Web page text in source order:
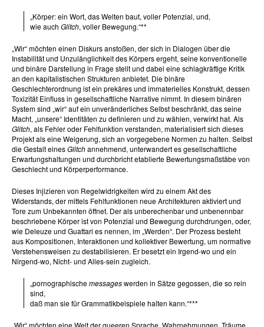
„Körper: ein Wort, das Welten baut, voller Potenzial, und,
wie auch Glitch, voller Bewegung.“**
„Wir“ möchten einen Diskurs anstoßen, der sich in Dialogen über die
Instabilität und Unzulänglichkeit des Körpers ergeht, seine konventionelle
und binäre Darstellung in Frage stellt und dabei eine schlagkräftige Kritik
an den kapitalistischen Strukturen anbietet. Die binäre
Geschlechterordnung ist ein prekäres und immaterielles Konstrukt, dessen
Toxizität Einfluss in gesellschaftliche Narrative nimmt. In diesem binären
System sind „wir“ auf ein unveränderliches Selbst beschränkt, das seine
Macht, „unsere“ Identitäten zu definieren und zu wählen, verwirkt hat. Als
Glitch, als Fehler oder Fehlfunktion verstanden, materialisiert sich dieses
Projekt als eine Weigerung, sich an vorgegebene Normen zu halten. Selbst
die Gestalt einesGlitchannehmend, unterwandert es gesellschaftliche
Erwartungshaltungen und durchbricht etablierte Bewertungsmaßstäbe von
Geschlecht und Körperperformance.
Dieses Injizieren von Regelwidrigkeiten wird zu einem Akt des
Widerstands, der mittels Fehlfunktionen neue Architekturen aktiviert und
Tore zum Unbekannten öffnet. Der als unberechenbar und unbenennbar
beschriebene Körper ist von Potenzial und Bewegung durchdrungen, oder,
wie Deleuze und Guattari es nennen, im „Werden“. Der Prozess besteht
aus Kompositionen, Interaktionen und kollektiver Bewertung, um normative
Verstehensweisen zu destabilisieren. Er besetzt ein Irgend-wo und ein
Nirgend-wo, Nicht- und Alles-sein zugleich.
„pornographischemessageswerden in Sätze gegossen, die so rein
sind,
daß man sie für Grammatikbeispiele halten kann.“***
„Wir“ möchten eine Welt der queeren Sprache, Wahrnehmungen, Träume